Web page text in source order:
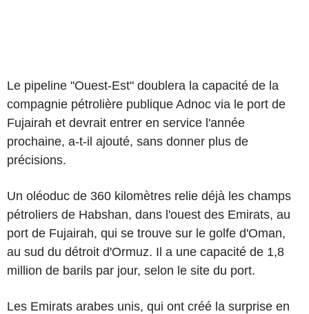
Le pipeline "Ouest-Est" doublera la capacité de la
compagnie pétrolière publique Adnoc via le port de
Fujairah et devrait entrer en service l'année
prochaine, a-t-il ajouté, sans donner plus de
précisions.
Un oléoduc de 360 kilomètres relie déjà les champs
pétroliers de Habshan, dans l'ouest des Emirats, au
port de Fujairah, qui se trouve sur le golfe d'Oman,
au sud du détroit d'Ormuz. Il a une capacité de 1,8
million de barils par jour, selon le site du port.
Les Emirats arabes unis, qui ont créé la surprise en